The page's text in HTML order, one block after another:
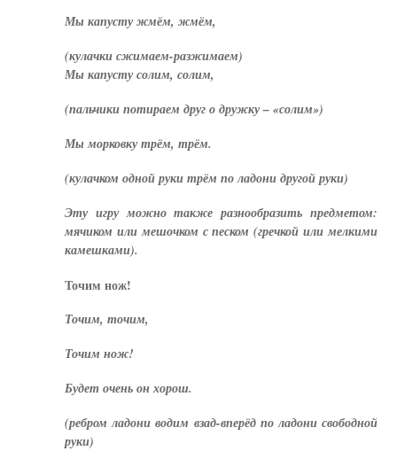
Мы капусту жмём, жмём,
(кулачки сжимаем-разжимаем)
Мы капусту солим, солим,
(пальчики потираем друг о дружку – «солим»)
Мы морковку трём, трём.
(кулачком одной руки трём по ладони другой руки)
Эту игру можно также разнообразить предметом:
мячиком или мешочком с песком (гречкой или мелкими
камешками).
Точим нож!
Точим, точим,
Точим нож!
Будет очень он хорош.
(ребром ладони водим взад-вперёд по ладони свободной
руки)